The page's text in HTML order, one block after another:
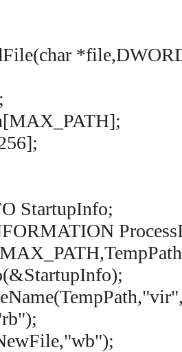
StartupInfo;